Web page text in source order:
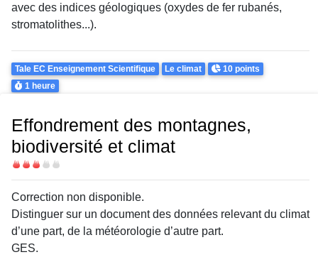
avec des indices géologiques (oxydes de fer rubanés,
stromatolithes...).
Theme
Tale EC Enseignement Scientifique Le climat Points
10 points
Durée
1 heure
Effondrement des montagnes,
biodiversité et climat
Difficulté
Correction non disponible.
Distinguer sur un document des données relevant du climat
d’une part, de la météorologie d’autre part.
GES.